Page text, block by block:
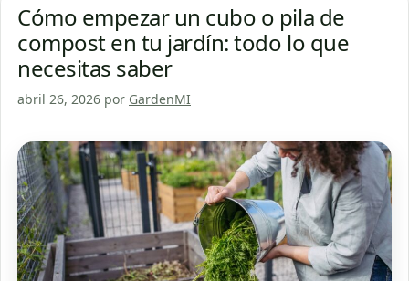
Cómo empezar un cubo o pila de
compost en tu jardín: todo lo que
necesitas saber
abril 26, 2026 por GardenMI